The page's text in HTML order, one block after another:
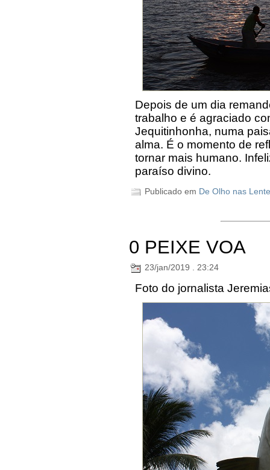
Depois de um dia
trabalho e é agraciado
Jequitinhonha, numa
alma. É o momento de
tornar mais humano.
paraíso divino.
Publicado em De Olho nas
0 PEIXE VOA
23/jan/2019 . 23:24
Foto do jornalista